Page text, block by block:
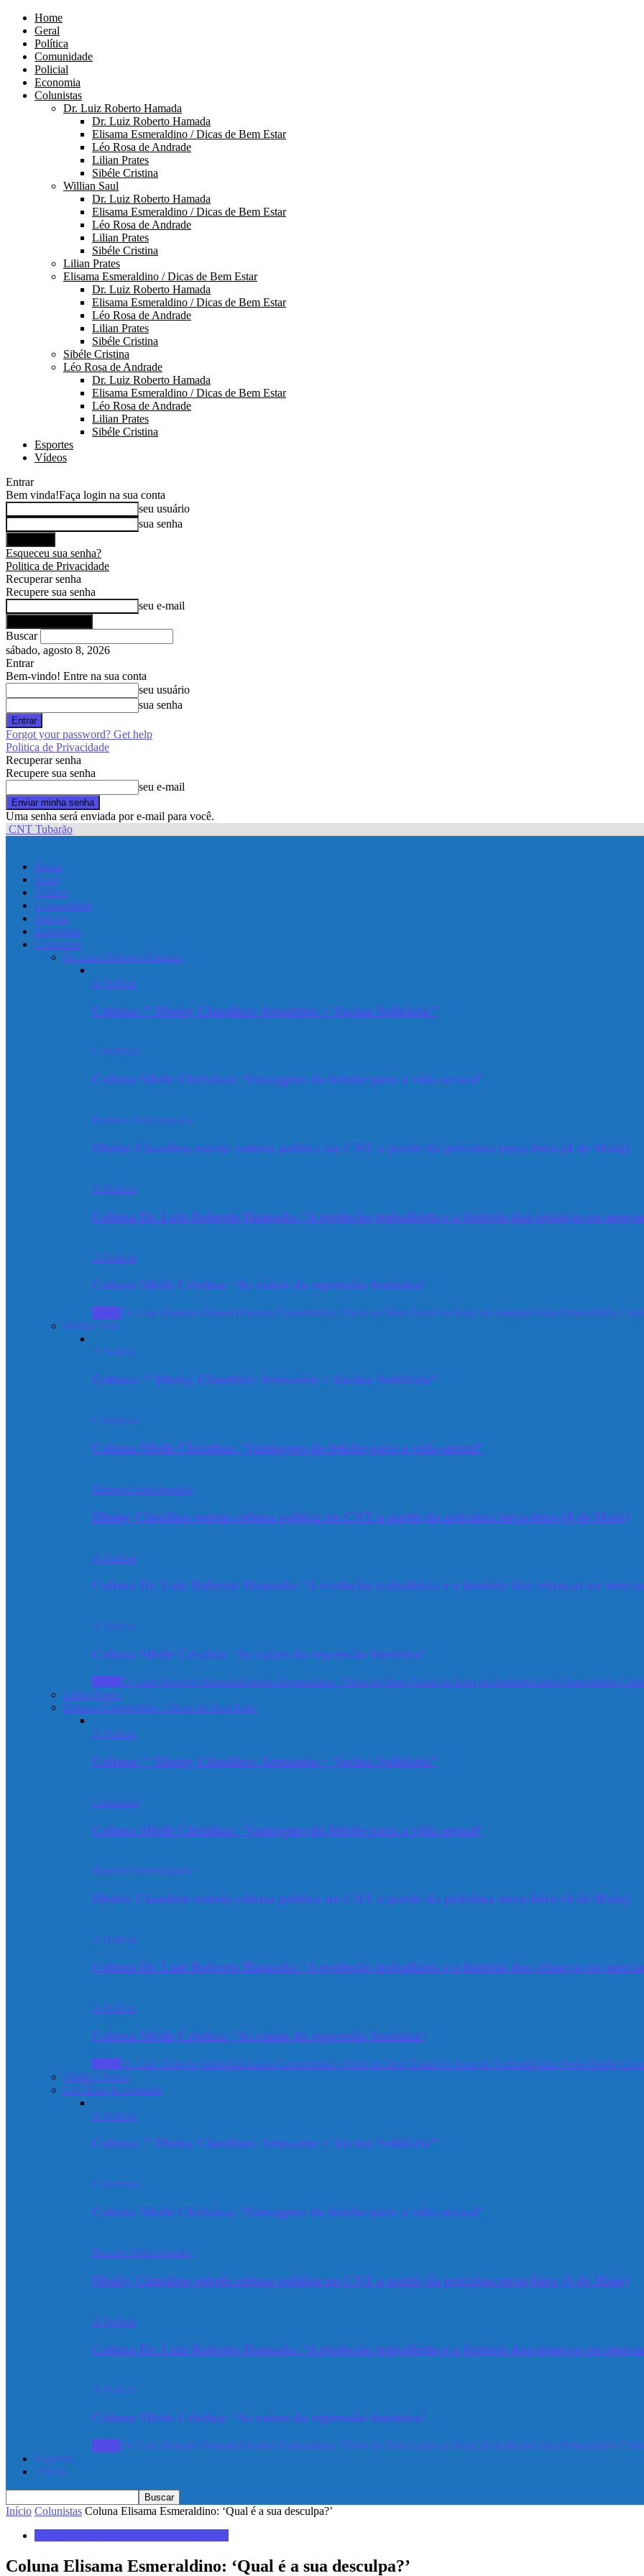
Home
Geral
Política
Comunidade
Policial
Economia
Colunistas
Dr. Luiz Roberto Hamada
Dr. Luiz Roberto Hamada
Elisama Esmeraldino / Dicas de Bem Estar
Léo Rosa de Andrade
Lilian Prates
Sibéle Cristina
Willian Saul
Dr. Luiz Roberto Hamada
Elisama Esmeraldino / Dicas de Bem Estar
Léo Rosa de Andrade
Lilian Prates
Sibéle Cristina
Lilian Prates
Elisama Esmeraldino / Dicas de Bem Estar
Dr. Luiz Roberto Hamada
Elisama Esmeraldino / Dicas de Bem Estar
Léo Rosa de Andrade
Lilian Prates
Sibéle Cristina
Sibéle Cristina
Léo Rosa de Andrade
Dr. Luiz Roberto Hamada
Elisama Esmeraldino / Dicas de Bem Estar
Léo Rosa de Andrade
Lilian Prates
Sibéle Cristina
Esportes
Vídeos
Entrar
Bem vinda!Faça login na sua conta
seu usuário
sua senha
Esqueceu sua senha?
Politica de Privacidade
Recuperar senha
Recupere sua senha
seu e-mail
Buscar
sábado, agosto 8, 2026
Entrar
Bem-vindo! Entre na sua conta
seu usuário
sua senha
Forgot your password? Get help
Politica de Privacidade
Recuperar senha
Recupere sua senha
seu e-mail
Uma senha será enviada por e-mail para você.
CNT Tubarão
Home
Geral
Política
Comunidade
Policial
Economia
Colunistas
Dr. Luiz Roberto Hamada
A Notícia
Coluna: ” Dheisy Claudino: Armazém + Vacina Solidária”
Colunistas
Coluna Sibéle Christina: ‘Vantagens do fetiche para a vida sexual’
Banners Selecionados
Dheisy Claudino estreia coluna política no CNT a partir da próxima terça-feira (4 de Maio)
A Notícia
Coluna Dr. Luiz Roberto Hamada: ‘A evolução trabalhista e a história das crianças no
A Notícia
Coluna Sibéle Cristina: ‘As raízes da repressão feminina’
Dr. Luiz Roberto HamadaElisama Esmeraldino / Dicas de Bem EstarLéo Rosa de AndradeLilian PratesSibéle
Willian Saul
A Notícia
Coluna: ” Dheisy Claudino: Armazém + Vacina Solidária”
Colunistas
Coluna Sibéle Christina: ‘Vantagens do fetiche para a vida sexual’
Banners Selecionados
Dheisy Claudino estreia coluna política no CNT a partir da próxima terça-feira (4 de Maio)
A Notícia
Coluna Dr. Luiz Roberto Hamada: ‘A evolução trabalhista e a história das crianças no
A Notícia
Coluna Sibéle Cristina: ‘As raízes da repressão feminina’
Dr. Luiz Roberto HamadaElisama Esmeraldino / Dicas de Bem EstarLéo Rosa de AndradeLilian PratesSibéle
Lilian Prates
Elisama Esmeraldino / Dicas de Bem Estar
A Notícia
Coluna: ” Dheisy Claudino: Armazém + Vacina Solidária”
Colunistas
Coluna Sibéle Christina: ‘Vantagens do fetiche para a vida sexual’
Banners Selecionados
Dheisy Claudino estreia coluna política no CNT a partir da próxima terça-feira (4 de Maio)
A Notícia
Coluna Dr. Luiz Roberto Hamada: ‘A evolução trabalhista e a história das crianças no
A Notícia
Coluna Sibéle Cristina: ‘As raízes da repressão feminina’
Dr. Luiz Roberto HamadaElisama Esmeraldino / Dicas de Bem EstarLéo Rosa de AndradeLilian PratesSibéle
Sibéle Cristina
Léo Rosa de Andrade
A Notícia
Coluna: ” Dheisy Claudino: Armazém + Vacina Solidária”
Colunistas
Coluna Sibéle Christina: ‘Vantagens do fetiche para a vida sexual’
Banners Selecionados
Dheisy Claudino estreia coluna política no CNT a partir da próxima terça-feira (4 de Maio)
A Notícia
Coluna Dr. Luiz Roberto Hamada: ‘A evolução trabalhista e a história das crianças no
A Notícia
Coluna Sibéle Cristina: ‘As raízes da repressão feminina’
Dr. Luiz Roberto HamadaElisama Esmeraldino / Dicas de Bem EstarLéo Rosa de AndradeLilian PratesSibéle
Esportes
Vídeos
Início Colunistas Coluna Elisama Esmeraldino: ‘Qual é a sua desculpa?’
Coluna Elisama Esmeraldino: ‘Qual é a sua desculpa?’